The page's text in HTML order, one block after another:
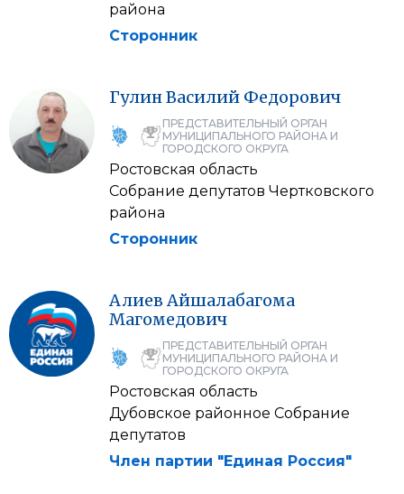
района
Сторонник
ГулинВасилий Федорович
ПРЕДСТАВИТЕЛЬНЫЙ ОРГАН
МУНИЦИПАЛЬНОГО РАЙОНА И
ГОРОДСКОГО ОКРУГА
Ростовская область
Собрание депутатов Чертковского
района
Сторонник
Алиев Айшалабагома
Магомедович
ПРЕДСТАВИТЕЛЬНЫЙ ОРГАН
МУНИЦИПАЛЬНОГО РАЙОНА И
ГОРОДСКОГО ОКРУГА
Ростовская область
Дубовское районное Собрание
депутатов
Член партии "Единая Россия"